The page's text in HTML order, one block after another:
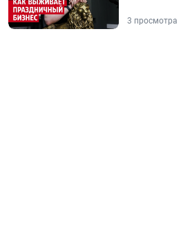
3 просмотра